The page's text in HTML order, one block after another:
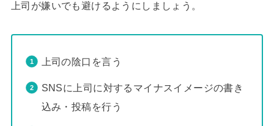
上司が嫌いでも避けるようにしましょう。
上司の陰口を言う
SNSに上司に対するマイナスイメージの書き
込み・投稿を行う